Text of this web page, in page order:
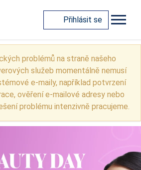
Přihlásit se
problémů na straně našeho
služeb momentálně nemusí
e-maily, například potvrzení
ověření e-mailové adresy nebo
problému intenzivně pracujeme.